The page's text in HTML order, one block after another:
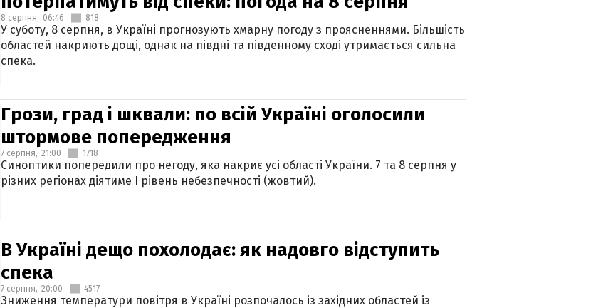
8 серпня, 06:46 818
У суботу, 8 серпня, в Україні прогнозують хмарну погоду з проясненнями. Більшість
областей накриють дощі, однак на півдні та південному сході утримається сильна
спека.
Грози, град і шквали: по всій Україні оголосили
штормове попередження
7 серпня, 21:00 1718
Синоптики попередили про негоду, яка накриє усі області України. 7 та 8 серпня у
різних регіонах діятиме І рівень небезпечності (жовтий).
В Україні дещо похолодає: як надовго відступить
спека
7 серпня, 20:00 4517
Зниження температури повітря в Україні розпочалось із західних областей із